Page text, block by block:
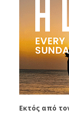
Εκτός από